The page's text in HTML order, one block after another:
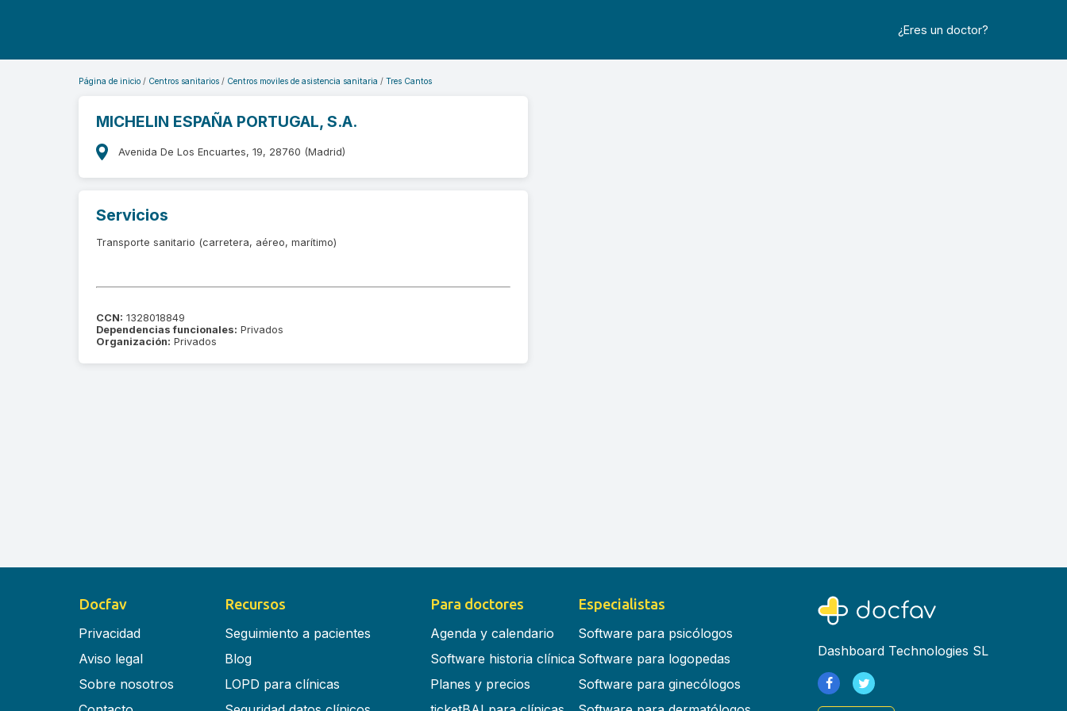
¿Eres un doctor?
Página de inicio Centros sanitarios Centros moviles de asistencia sanitaria Tres Cantos
MICHELIN ESPAÑA PORTUGAL, S.A.
Avenida De Los Encuartes, 19, 28760 (Madrid)
Servicios
Transporte sanitario (carretera, aéreo, marítimo)
CCN: 1328018849
Dependencias funcionales: Privados
Organización: Privados
Docfav
Privacidad
Aviso legal
Sobre nosotros
Recursos
Seguimiento a pacientes
Blog
LOPD para clínicas
Para doctores
Agenda y calendario
Software historia clínica
Planes y precios
Especialistas
Software para psicólogos
Software para logopedas
Software para ginecólogos
Dashboard Technologies SL